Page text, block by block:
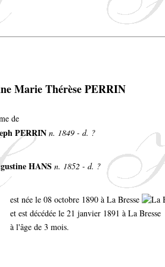
Marie Thérèse PERRIN
de
PERRIN n. 1849 - d. ?
HANS n. 1852 - d. ?
est née le 08 octobre 1890 à La Bresse
et est décédée le 21 janvier 1891 à La Bresse
à l'âge de 3 mois.